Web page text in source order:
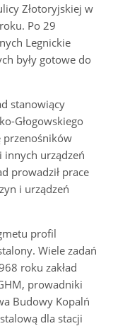
Złotoryjskiej w
Po 29
Legnickie
były gotowe do
stanowiący
Głogowskiego
przenośników
urządzeń
prowadził prace
i urządzeń
profil
Wiele zadań
roku zakład
prowadniki
Budowy Kopalń
dla stacji